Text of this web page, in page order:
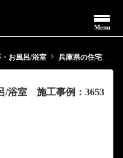
Menu
お風呂/浴室 兵庫県の住宅設備工事・お風呂/浴室
/浴室 施工事例：3653